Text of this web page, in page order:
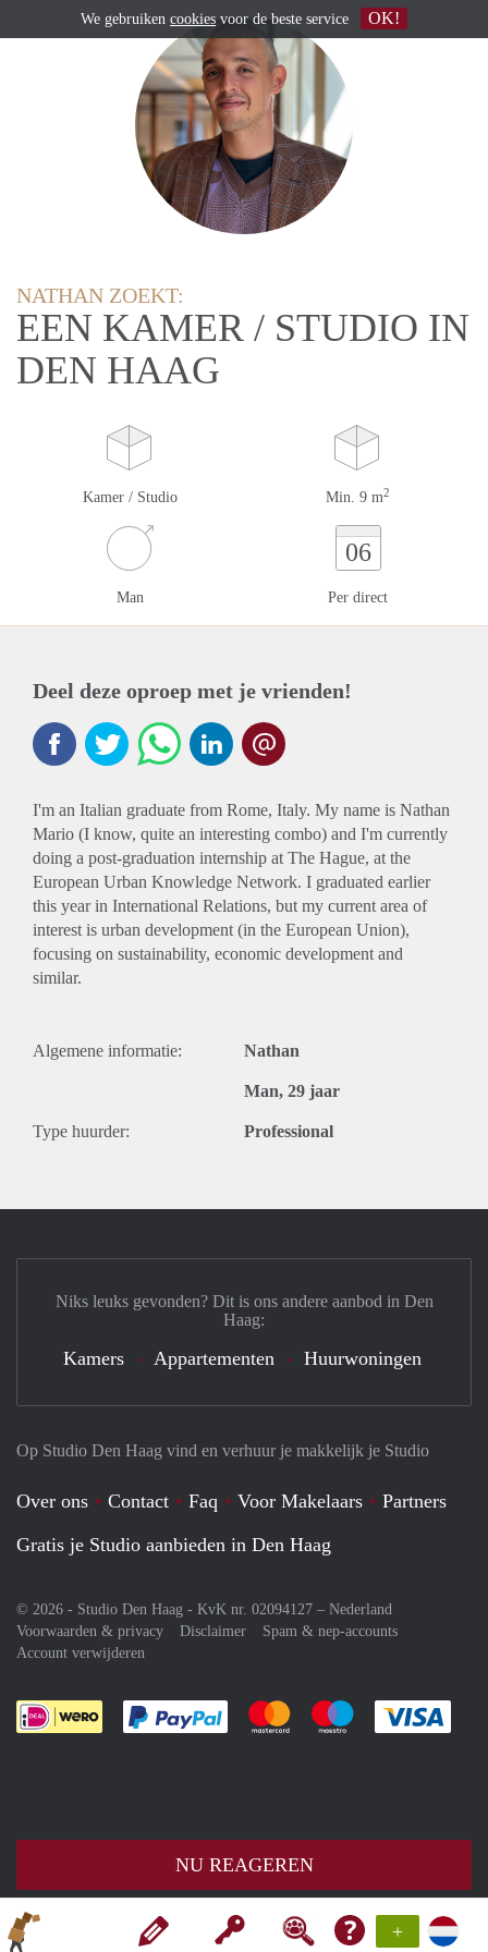
+
NATHAN ZOEKT:
EEN KAMER / STUDIO IN
DEN HAAG
Kamer / Studio Min. 9 m2
Man
06
Per direct
Deel deze oproep met je vrienden!
I'm an Italian graduate from Rome, Italy. My name is Nathan
Mario (I know, quite an interesting combo) and I'm currently
doing a post-graduation internship at The Hague, at the
European Urban Knowledge Network. I graduated earlier
this year in International Relations, but my current area of
interest is urban development (in the European Union),
focusing on sustainability, economic development and
similar.
Algemene informatie: Nathan
Man, 29 jaar
Type huurder: Professional
NU REAGEREN
Op Studio Den Haag vind en verhuur je makkelijk je Studio
Over ons Contact Faq Voor Makelaars
Partners
Gratis je Studio aanbieden in Den Haag
© 2026 - Studio Den Haag - KvK nr. 02094127 – Nederland
Voorwaarden & privacy
Disclaimer
Spam & nep-accounts
Account verwijderen
Je rekent gemakkelijk af met Paypal
Je rekent gemakkelijk af met
Je rekent
Niks leuks gevonden? Dit is ons andere aanbod in Den
Haag:
Kamers Appartementen Huurwoningen
We gebruiken cookies voor de beste service OK!